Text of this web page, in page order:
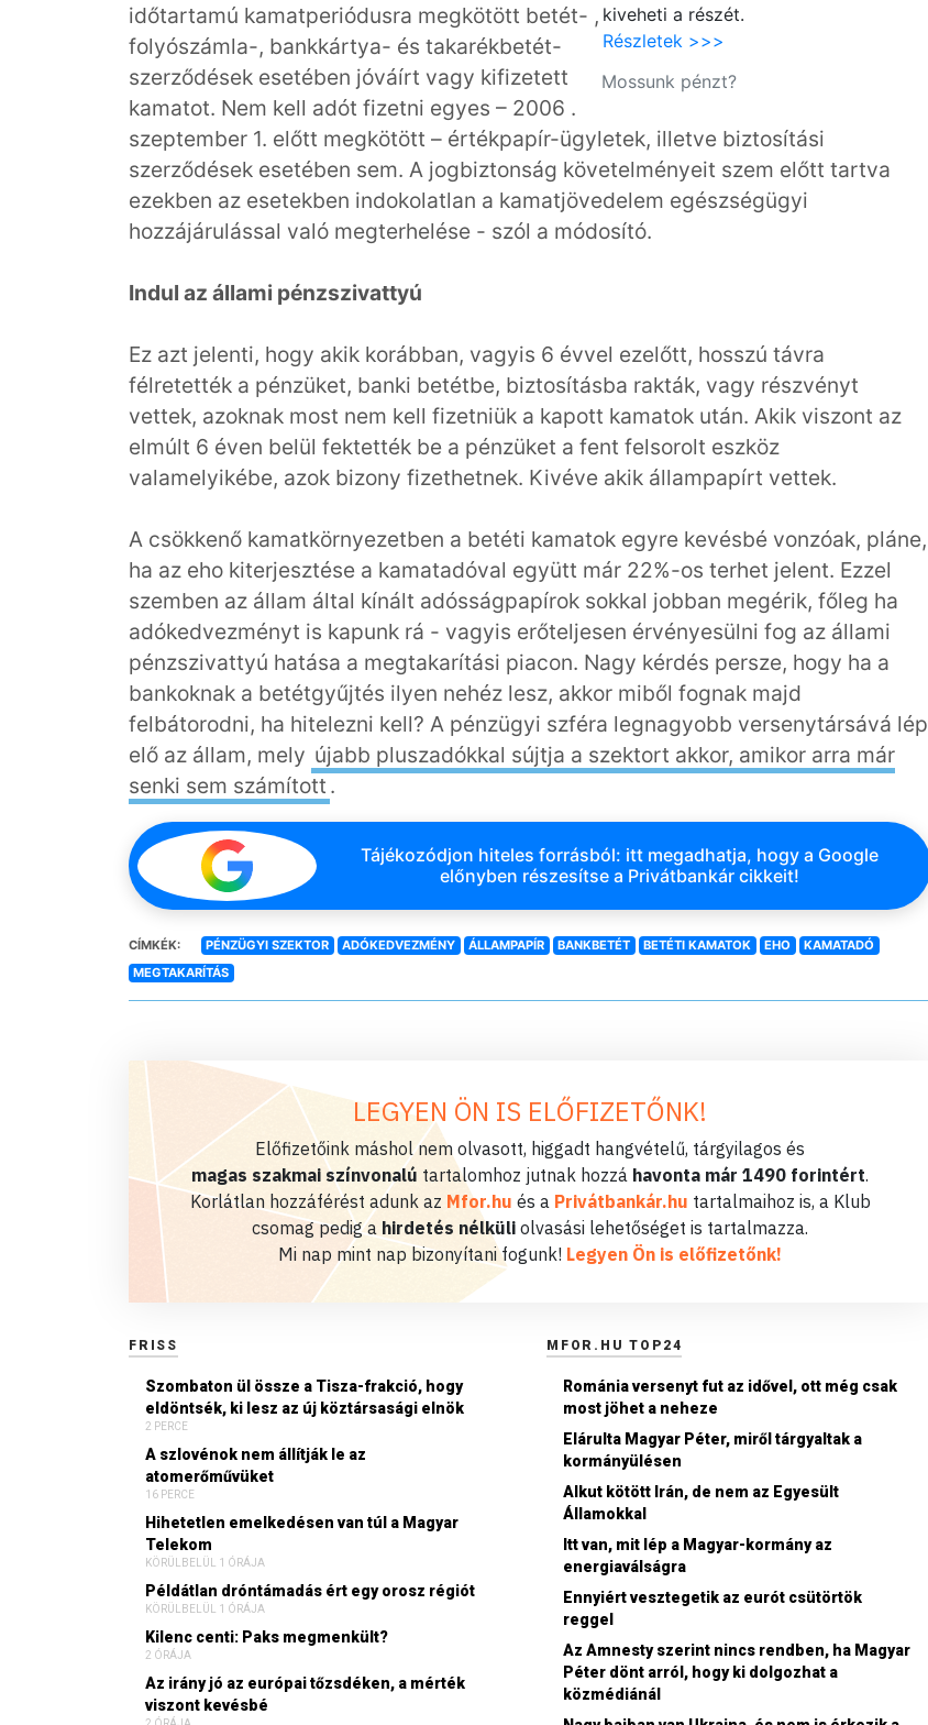
Mossunk pénzt?
kiveheti a részét.
Részletek >>>
időtartamú kamatperiódusra megkötött betét- ,
folyószámla-, bankkártya- és takarékbetét-
szerződések esetében jóváírt vagy kifizetett
kamatot. Nem kell adót fizetni egyes – 2006 .
szeptember 1. előtt megkötött – értékpapír-ügyletek, illetve biztosítási
szerződések esetében sem. A jogbiztonság követelményeit szem előtt tartva
ezekben az esetekben indokolatlan a kamatjövedelem egészségügyi
hozzájárulással való megterhelése - szól a módosító.
Indul az állami pénzszivattyú
Ez azt jelenti, hogy akik korábban, vagyis 6 évvel ezelőtt, hosszú távra
félretették a pénzüket, banki betétbe, biztosításba rakták, vagy részvényt
vettek, azoknak most nem kell fizetniük a kapott kamatok után. Akik viszont az
elmúlt 6 éven belül fektették be a pénzüket a fent felsorolt eszköz
valamelyikébe, azok bizony fizethetnek. Kivéve akik állampapírt vettek.
A csökkenő kamatkörnyezetben a betéti kamatok egyre kevésbé vonzóak, pláne,
ha az eho kiterjesztése a kamatadóval együtt már 22%-os terhet jelent. Ezzel
szemben az állam által kínált adósságpapírok sokkal jobban megérik, főleg ha
adókedvezményt is kapunk rá - vagyis erőteljesen érvényesülni fog az állami
pénzszivattyú hatása a megtakarítási piacon. Nagy kérdés persze, hogy ha a
bankoknak a betétgyűjtés ilyen nehéz lesz, akkor miből fognak majd
felbátorodni, ha hitelezni kell? A pénzügyi szféra legnagyobb versenytársává lép
elő az állam, mely újabb pluszadókkal sújtja a szektort akkor, amikor arra már
senki sem számított .
Tájékozódjon hiteles forrásból: itt megadhatja, hogy a Google
előnyben részesítse a Privátbankár cikkeit!
CÍMKÉK: PÉNZÜGYI SZEKTOR ADÓKEDVEZMÉNY ÁLLAMPAPÍR BANKBETÉT BETÉTI KAMATOK EHO
KAMATADÓ
MEGTAKARÍTÁS
LEGYEN ÖN IS ELŐFIZETŐNK!
Előfizetőink máshol nem olvasott, higgadt hangvételű, tárgyilagos és
magas szakmai színvonalú tartalomhoz jutnak hozzá havonta már 1490 forintért.
Korlátlan hozzáférést adunk az Mfor.hu és a Privátbankár.hu tartalmaihoz is, a Klub
csomag pedig a hirdetés nélküli olvasási lehetőséget is tartalmazza.
Mi nap mint nap bizonyítani fogunk! Legyen Ön is előfizetőnk!
FRISS
Szombaton ül össze a Tisza-frakció, hogy
eldöntsék, ki lesz az új köztársasági elnök
2 PERCE
A szlovénok nem állítják le az
atomerőművüket
16 PERCE
Hihetetlen emelkedésen van túl a Magyar
Telekom
KÖRÜLBELÜL 1 ÓRÁJA
Példátlan dróntámadás ért egy orosz régiót
KÖRÜLBELÜL 1 ÓRÁJA
Kilenc centi: Paks megmenkült?
2 ÓRÁJA
Az irány jó az európai tőzsdéken, a mérték
viszont kevésbé
MFOR.HU TOP24
Románia versenyt fut az idővel, ott még csak
most jöhet a neheze
Elárulta Magyar Péter, miről tárgyaltak a
kormányülésen
Alkut kötött Irán, de nem az Egyesült
Államokkal
Itt van, mit lép a Magyar-kormány az
energiaválságra
Ennyiért vesztegetik az eurót csütörtök
reggel
Az Amnesty szerint nincs rendben, ha Magyar
Péter dönt arról, hogy ki dolgozhat a
közmédiánál